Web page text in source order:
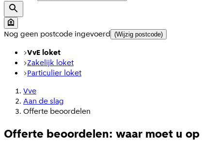
Nog geen postcode ingevoerd (Wijzig postcode)
VvE loket
Zakelijk loket
Particulier loket
Vve
Aan de slag
Offerte beoordelen
Offerte beoordelen: waar moet u op